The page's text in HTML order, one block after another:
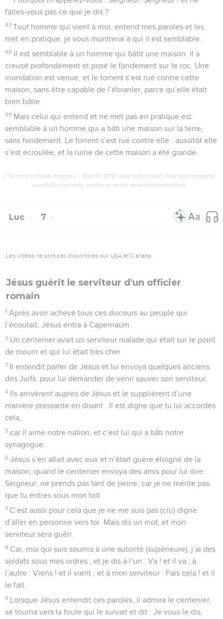
faites-vous pas ce que je dis ?
47 Tout homme qui vient à moi, entend mes paroles et les
met en pratique, je vous montrerai à qui il est semblable :
48 Il est semblable à un homme qui bâtit une maison. Il a
creusé profondément et posé le fondement sur le roc. Une
inondation est venue, et le torrent s’est rué contre cette
maison, sans être capable de l’ébranler, parce qu’elle était
bien bâtie.
49 Mais celui qui entend et ne met pas en pratique est
semblable à un homme qui a bâti une maison sur la terre,
sans fondement. Le torrent s’est rué contre elle : aussitôt elle
s’est écroulée, et la ruine de cette maison a été grande.
© Société biblique française – Bibli’O, 1978, avec autorisation. Pour vous procurer
une Bible imprimée, rendez-vous sur www.editionsbiblio.fr
Luc 7
Les vidéos ne sont pas disponibles aux USA et C anada.
Jésus guérit le serviteur d'un officier
romain
1 Après avoir achevé tous ces discours au peuple qui
l’écoutait, Jésus entra à Capernaüm.
2 Un centenier avait un serviteur malade qui était sur le point
de mourir et qui lui était très cher.
3 Il entendit parler de Jésus et lui envoya quelques anciens
des Juifs, pour lui demander de venir sauver son serviteur.
4 Ils arrivèrent auprès de Jésus et le supplièrent d’une
manière pressante en disant : Il est digne que tu lui accordes
cela,
5 car il aime notre nation, et c’est lui qui a bâti notre
synagogue.
6 Jésus s’en allait avec eux et n’était guère éloigné de la
maison, quand le centenier envoya des amis pour lui dire :
Seigneur, ne prends pas tant de peine, car je ne mérite pas
que tu entres sous mon toit.
7 C’est aussi pour cela que je ne me suis pas (cru) digne
d’aller en personne vers toi. Mais dis un mot, et mon
serviteur sera guéri.
8 Car, moi qui suis soumis à une autorité (supérieure), j’ai des
soldats sous mes ordres ; et je dis à l’un : Va ! et il va ; à
l’autre : Viens ! et il vient ; et à mon serviteur : Fais cela ! et il
le fait.
9 Lorsque Jésus entendit ces paroles, il admira le centenier,
se tourna vers la foule qui le suivait et dit : Je vous le dis,